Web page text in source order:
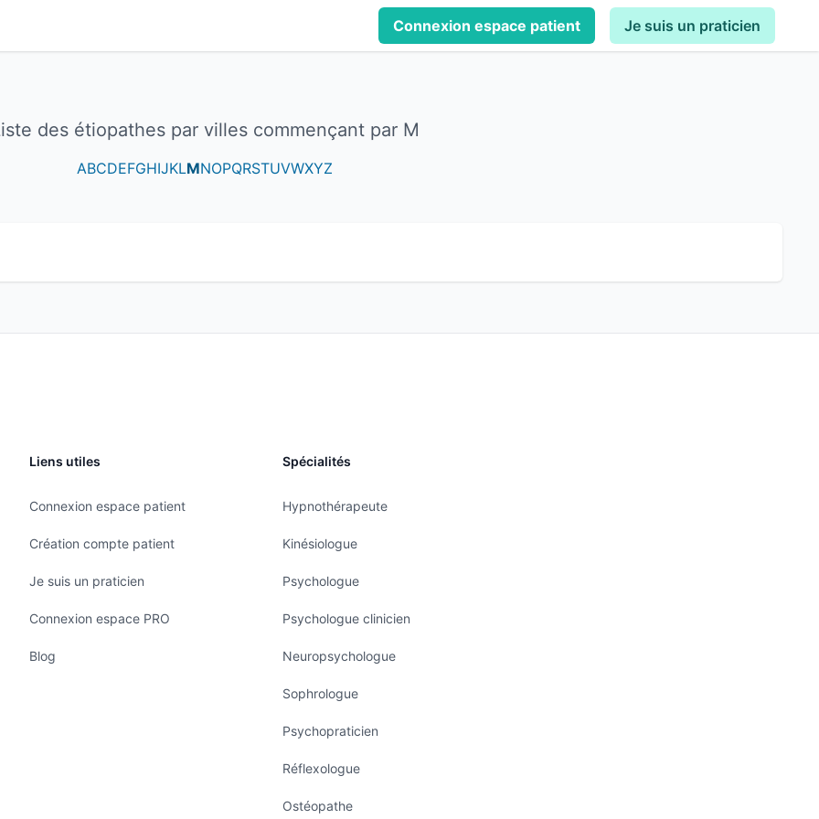
Connexion espace patient Je suis un praticien
des étiopathes par villes commençant par M
ABCDEFGHIJKLMNOPQRSTUVWXYZ
Liens utiles
Connexion espace patient
Création compte patient
Je suis un praticien
Connexion espace PRO
Blog
Spécialités
Hypnothérapeute
Kinésiologue
Psychologue
Psychologue clinicien
Neuropsychologue
Sophrologue
Psychopraticien
Réflexologue
Ostéopathe